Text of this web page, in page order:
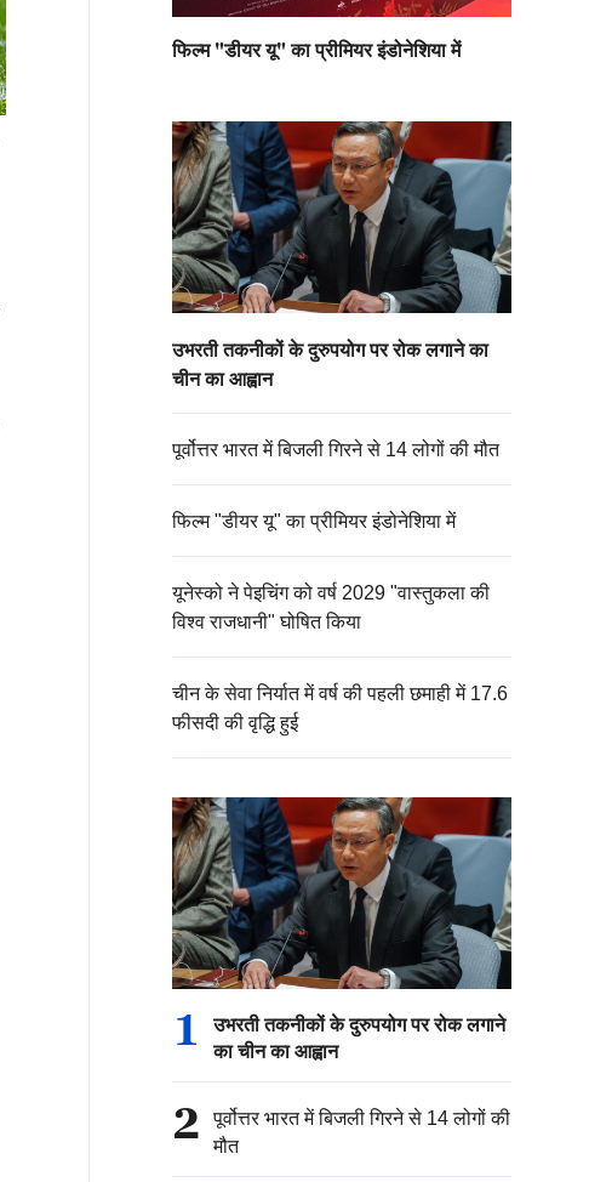
फिल्म "डीयर यू" का प्रीमियर इंडोनेशिया में
उभरती तकनीकों के दुरुपयोग पर रोक लगाने का
चीन का आह्वान
पूर्वोत्तर भारत में बिजली गिरने से 14 लोगों की मौत
फिल्म "डीयर यू" का प्रीमियर इंडोनेशिया में
यूनेस्को ने पेइचिंग को वर्ष 2029 "वास्तुकला की
विश्व राजधानी" घोषित किया
चीन के सेवा निर्यात में वर्ष की पहली छमाही में 17.6
फीसदी की वृद्धि हुई
1
उभरती तकनीकों के दुरुपयोग पर रोक लगाने
का चीन का आह्वान
2
पूर्वोत्तर भारत में बिजली गिरने से 14 लोगों की
मौत